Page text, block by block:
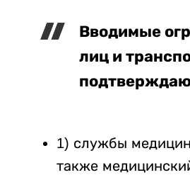
Вводимые
лиц и
1) службы
также